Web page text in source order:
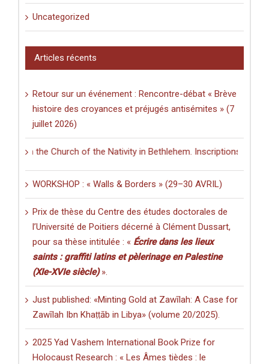
Uncategorized
Articles récents
Retour sur un événement : Rencontre-débat « Brève
histoire des croyances et préjugés antisémites » (7
juillet 2026)
in the Church of the Nativity in Bethlehem. Inscriptions and
WORKSHOP : « Walls & Borders » (29–30 AVRIL)
Prix de thèse du Centre des études doctorales de
l’Université de Poitiers décerné à Clément Dussart,
pour sa thèse intitulée : « Écrire dans les lieux
saints : graffiti latins et pèlerinage en Palestine
(XIe-XVIe siècle)».
Just published: «Minting Gold at Zawīlah: A Case for
Zawīlah Ibn Khaṭṭāb in Libya» (volume 20/2025).
2025 Yad Vashem International Book Prize for
Holocaust Research : « Les Âmes tièdes : le